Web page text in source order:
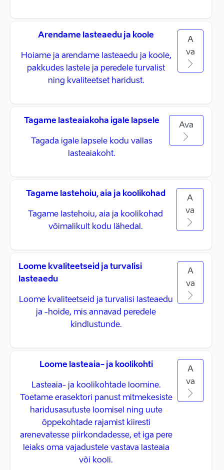
Arendame lasteaedu ja koole
Hoiame ja arendame lasteaedu ja koole,
pakkudes lastele ja peredele turvalist
ning kvaliteetset haridust.
A
va
Tagame lasteaiakoha igale lapsele
Tagada igale lapsele kodu vallas
lasteaiakoht.
Ava
Tagame lastehoiu, aia ja koolikohad
Tagame lastehoiu, aia ja koolikohad
võimalikult kodu lähedal.
A
va
Loome kvaliteetseid ja turvalisi
lasteaedu
Loome kvaliteetseid ja turvalisi lasteaedu
ja -hoide, mis annavad peredele
kindlustunde.
A
va
Loome lasteaia- ja koolikohti
Lasteaia- ja koolikohtade loomine.
Toetame erasektori panust mitmekesiste
haridusasutuste loomisel ning uute
õppekohtade rajamist kiiresti
arenevatesse piirkondadesse, et iga pere
leiaks oma vajadustele vastava lasteaia
või kooli.
A
va